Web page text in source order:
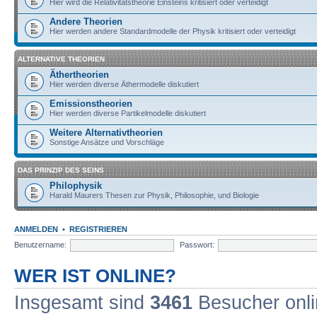
Hier wird die Relativitätstheorie Einsteins kritisiert oder verteidigt
Andere Theorien
Hier werden andere Standardmodelle der Physik kritisiert oder verteidigt
ALTERNATIVE THEORIEN
Äthertheorien
Hier werden diverse Äthermodelle diskutiert
Emissionstheorien
Hier werden diverse Partikelmodelle diskutiert
Weitere Alternativtheorien
Sonstige Ansätze und Vorschläge
DAS PRINZIP DES SEINS
Philophysik
Harald Maurers Thesen zur Physik, Philosophie, und Biologie
ANMELDEN • REGISTRIEREN
Benutzername:
Passwort:
WER IST ONLINE?
Insgesamt sind 3461 Besucher